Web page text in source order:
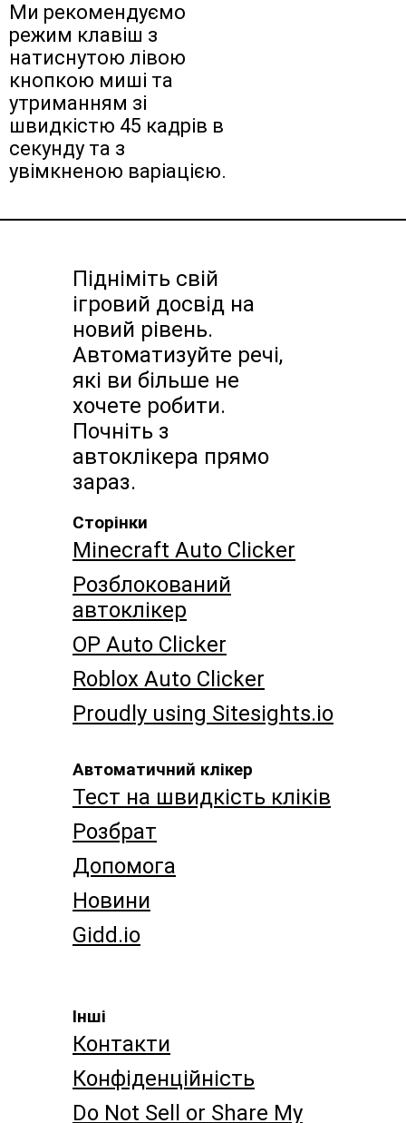
Ми рекомендуємо
режим клавіш з
натиснутою лівою
кнопкою миші та
утриманням зі
швидкістю 45 кадрів в
секунду та з
увімкненою варіацією.
Підніміть свій
ігровий досвід на
новий рівень.
Автоматизуйте речі,
які ви більше не
хочете робити.
Почніть з
автоклікера прямо
зараз.
Сторінки
Minecraft Auto Clicker
Розблокований
автоклікер
OP Auto Clicker
Roblox Auto Clicker
Proudly using Sitesights.io
Автоматичний клікер
Тест на швидкість кліків
Розбрат
Допомога
Новини
Gidd.io
Інші
Контакти
Конфіденційність
Do Not Sell or Share My